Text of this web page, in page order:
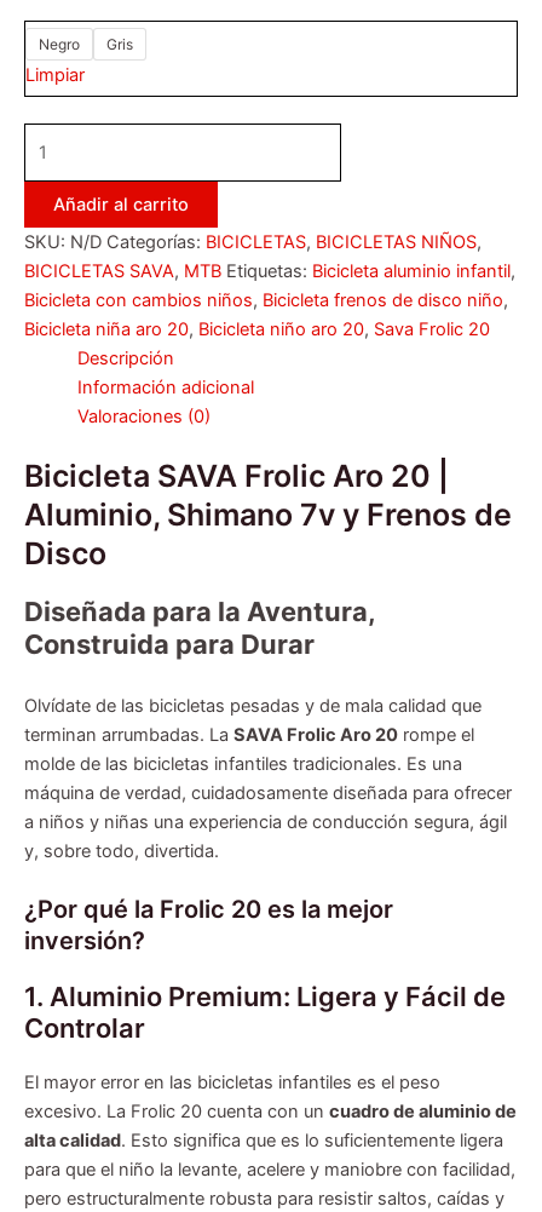
Negro Gris
Limpiar
Añadir al carrito
SKU: N/D Categorías: BICICLETAS, BICICLETAS NIÑOS,
BICICLETAS SAVA, MTB Etiquetas: Bicicleta aluminio infantil,
Bicicleta con cambios niños, Bicicleta frenos de disco niño,
Bicicleta niña aro 20, Bicicleta niño aro 20, Sava Frolic 20
Descripción
Información adicional
Valoraciones (0)
Bicicleta SAVA Frolic Aro 20 |
Aluminio, Shimano 7v y Frenos de
Disco
Diseñada para la Aventura,
Construida para Durar
Olvídate de las bicicletas pesadas y de mala calidad que
terminan arrumbadas. La SAVA Frolic Aro 20 rompe el
molde de las bicicletas infantiles tradicionales. Es una
máquina de verdad, cuidadosamente diseñada para ofrecer
a niños y niñas una experiencia de conducción segura, ágil
y, sobre todo, divertida.
¿Por qué la Frolic 20 es la mejor
inversión?
1. Aluminio Premium: Ligera y Fácil de
Controlar
El mayor error en las bicicletas infantiles es el peso
excesivo. La Frolic 20 cuenta con un cuadro de aluminio de
alta calidad. Esto significa que es lo suficientemente ligera
para que el niño la levante, acelere y maniobre con facilidad,
pero estructuralmente robusta para resistir saltos, caídas y